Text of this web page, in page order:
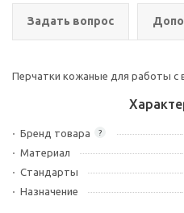
Задать вопрос
Перчатки кожаные для работы с
?
Бренд товара
Материал
Стандарты
Назначение